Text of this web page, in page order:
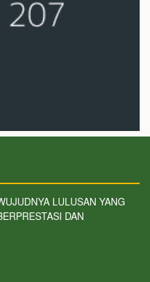
LULUSAN YANG
DAN